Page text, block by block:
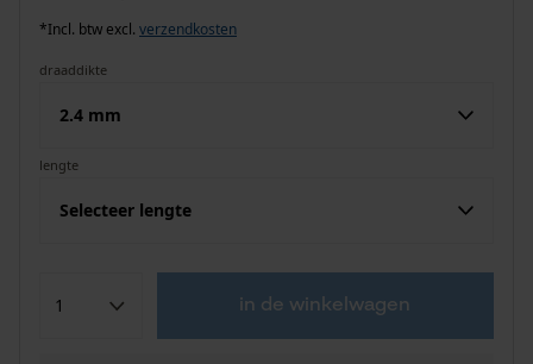
*Incl. btw excl. verzendkosten
draaddikte
2.4 mm
lengte
Selecteer lengte
in de winkelwagen